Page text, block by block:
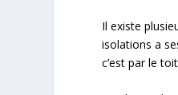
Il existe
isolations a
c’est par le